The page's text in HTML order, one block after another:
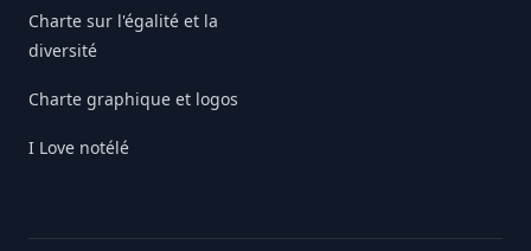
Charte sur l'égalité et la
diversité
Charte graphique et logos
I Love notélé